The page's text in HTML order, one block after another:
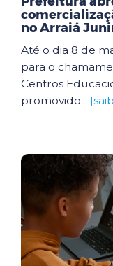
no Arraiá
Até o dia 8 de
para o
Centros
promovido...